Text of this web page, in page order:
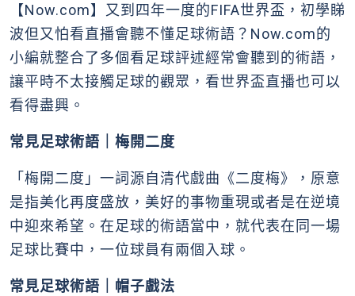
【Now.com】又到四年一度的FIFA世界盃，初學睇
波但又怕看直播會聽不懂足球術語？Now.com的
小編就整合了多個看足球評述經常會聽到的術語，
讓平時不太接觸足球的觀眾，看世界盃直播也可以
看得盡興。
常見足球術語｜梅開二度
「梅開二度」一詞源自清代戲曲《二度梅》，原意
是指美化再度盛放，美好的事物重現或者是在逆境
中迎來希望。在足球的術語當中，就代表在同一場
足球比賽中，一位球員有兩個入球。
常見足球術語｜帽子戲法